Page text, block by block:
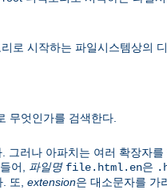
로 시작하는 파일시스템상의
무엇인가를 검색한다.
그러나 아파치는 여러 확장자를
어, 파일명 file.html.en은
또, extension은 대소문자를 가